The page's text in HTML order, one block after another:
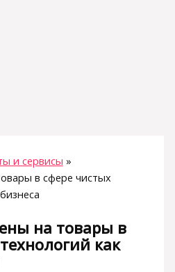
и сервисы
в сфере чистых
на товары в
как